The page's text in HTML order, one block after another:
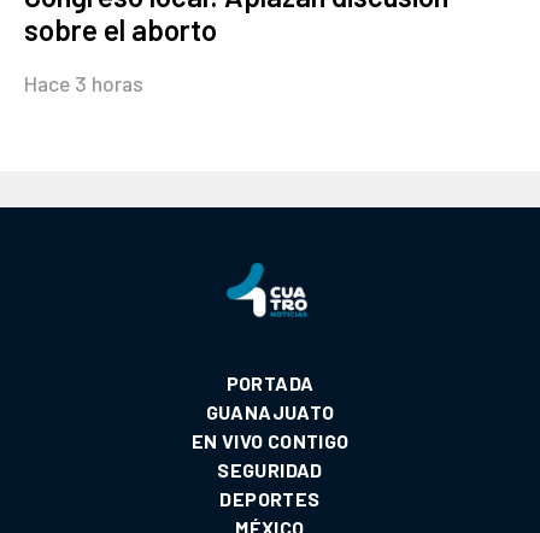
sobre el aborto
Hace 3 horas
PORTADA
GUANAJUATO
EN VIVO CONTIGO
SEGURIDAD
DEPORTES
MÉXICO